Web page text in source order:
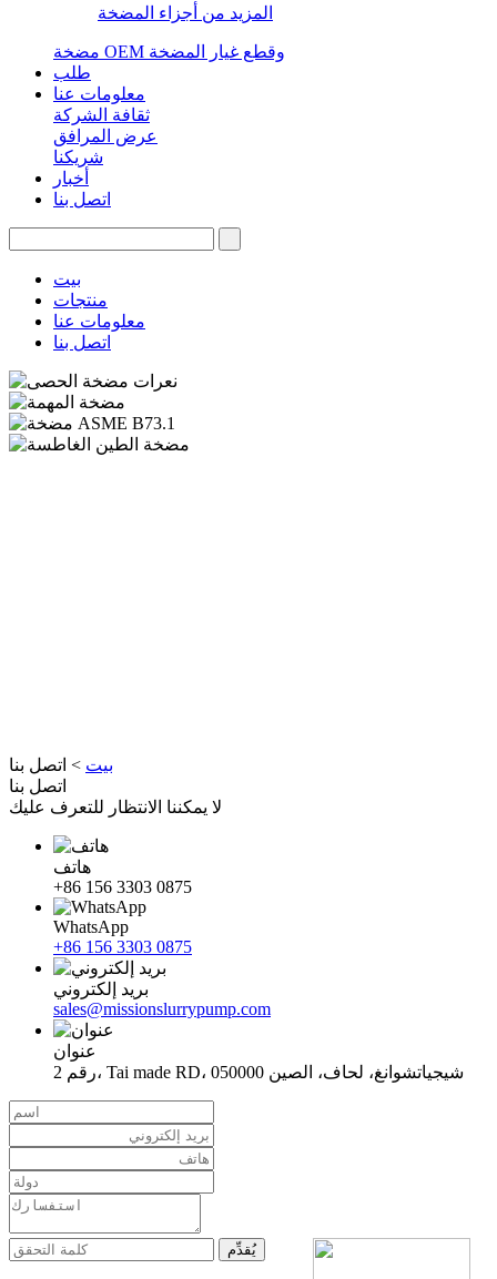
المزيد من أجزاء المضخة
مضخة OEM وقطع غيار المضخة
طلب
معلومات عنا
ثقافة الشركة
عرض المرافق
شريكنا
أخبار
اتصل بنا
بيت
منتجات
معلومات عنا
اتصل بنا
بيت > اتصل بنا
اتصل بنا
لا يمكننا الانتظار للتعرف عليك
هاتف
+86 156 3303 0875
WhatsApp
+86 156 3303 0875
بريد إلكتروني
sales@missionslurrypump.com
عنوان
رقم 2، Tai made RD، شيجياتشوانغ، لحاف، الصين 050000